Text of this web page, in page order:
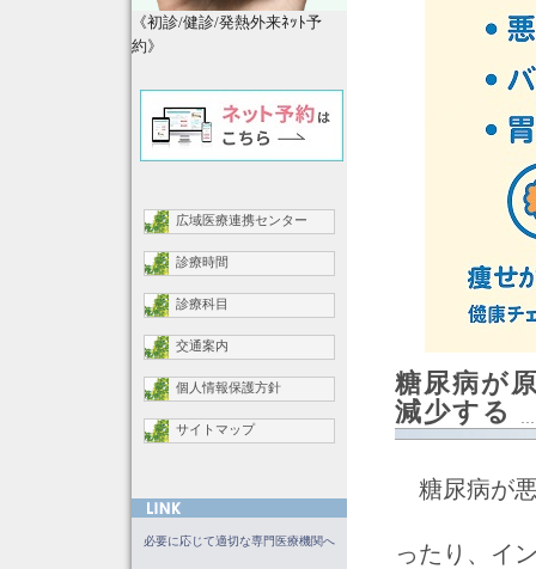
《初診/健診/発熱外来ﾈｯﾄ予
約》
広域医療連携センター
診療時間
診療科目
交通案内
個人情報保護方針
サイトマップ
必要に応じて適切な専門医療機関へ
糖尿病が
減少する
糖尿病が
ったり、イ